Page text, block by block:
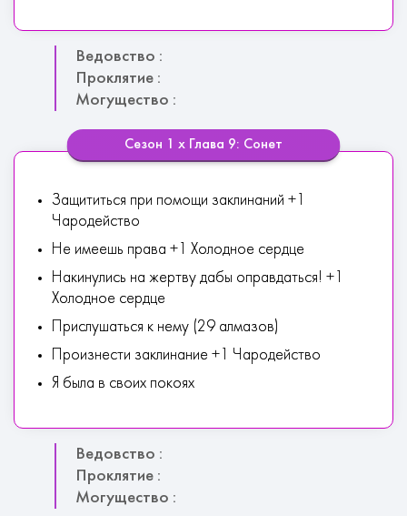
Ведовство :
Проклятие :
Могущество :
Сезон 1 х Глава 9: Сонет
Защититься при помощи заклинаний +1
Чародейство
Не имеешь права +1 Холодное сердце
Накинулись на жертву дабы оправдаться! +1
Холодное сердце
Прислушаться к нему (29 алмазов)
Произнести заклинание +1 Чародейство
Я была в своих покоях
Ведовство :
Проклятие :
Могущество :